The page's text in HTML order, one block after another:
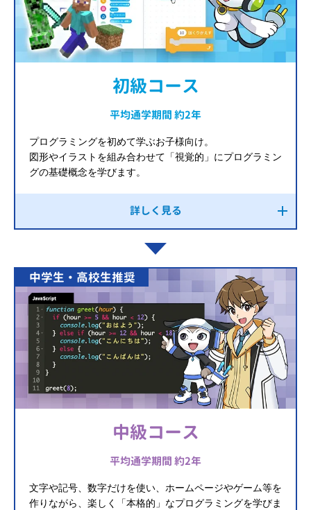
初級コース
平均通学期間 約2年
プログラミングを初めて学ぶお子様向け。
図形やイラストを組み合わせて「視覚的」にプログラミン
グの基礎概念を学びます。
詳しく見る
中学生・高校生推奨
中級コース
平均通学期間 約2年
文字や記号、数字だけを使い、ホームページやゲーム等を
作りながら、楽しく「本格的」なプログラミングを学びま